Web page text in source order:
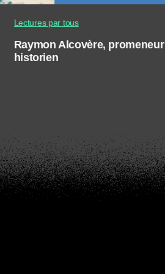
Lectures par tous
Raymon Alcovère, promeneur
historien